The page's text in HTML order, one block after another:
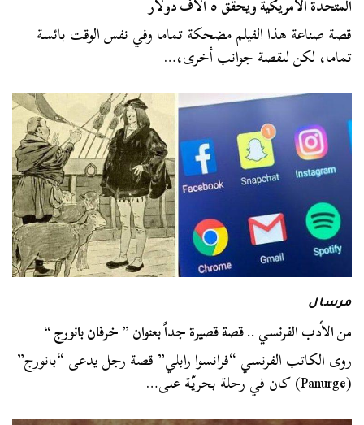
المتحدة الأمريكية ويحقق ٥ ألاف دولار
قصة صناعة هذا الفيلم مضحكة تماما وفي نفس الوقت بائسة
تماما، لكن للقصة جوانب أخرى،…
مرسال
من الأدب الفرنسي .. قصة قصيرة جداً بعنوان ” ‏خرفان بانورج “
روى الكاتب الفرنسي “فرانسوا رابلي” قصة رجل يدعى “بانورج”
(Panurge) كان في رحلة بحريّة على…